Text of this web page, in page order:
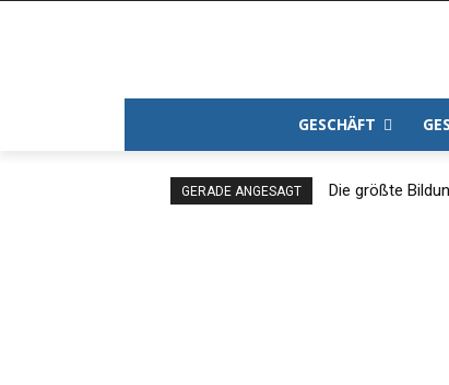
GESCHÄFT
GERADE ANGESAGT Die größte